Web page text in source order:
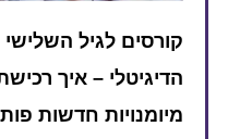
קורסים לגיל השלישי
הדיגיטלי – איך
מיומנויות חדשות